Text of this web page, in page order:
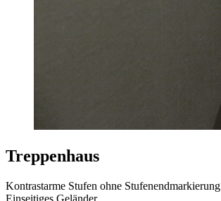
Treppenhaus
Kontrastarme Stufen ohne Stufenendmarkierung